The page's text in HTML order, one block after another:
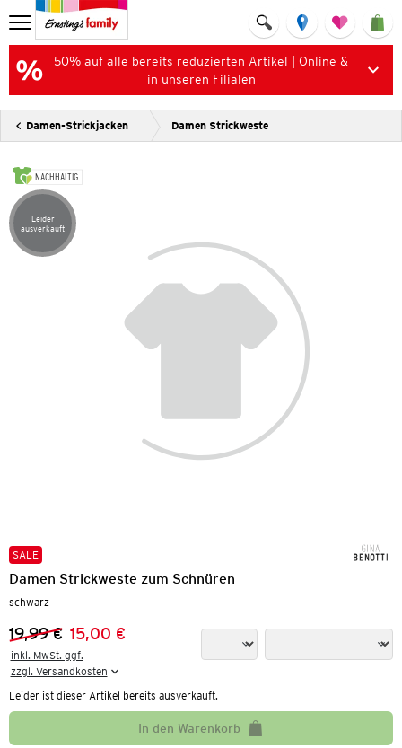
50% auf alle bereits reduzierten Artikel | Online &
in unseren Filialen
Damen-Strickjacken Damen Strickweste
NACHHALTIG
Artikel leider ausverkauft
Leider
ausverkauft
SALE
Damen Strickweste zum Schnüren
schwarz
Vorheriger Preis:
19,99 €
Neuer Preis:
15,00 €
inkl. MwSt. ggf.
zzgl. Versandkosten
Leider ist dieser Artikel bereits ausverkauft.
In den Warenkorb